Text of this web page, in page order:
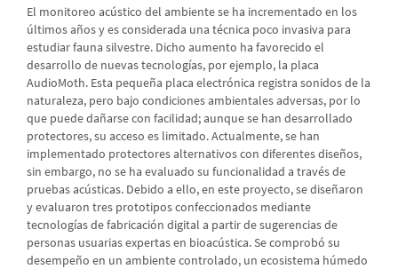
El monitoreo acústico del ambiente se ha incrementado en los
últimos años y es considerada una técnica poco invasiva para
estudiar fauna silvestre. Dicho aumento ha favorecido el
desarrollo de nuevas tecnologías, por ejemplo, la placa
AudioMoth. Esta pequeña placa electrónica registra sonidos de la
naturaleza, pero bajo condiciones ambientales adversas, por lo
que puede dañarse con facilidad; aunque se han desarrollado
protectores, su acceso es limitado. Actualmente, se han
implementado protectores alternativos con diferentes diseños,
sin embargo, no se ha evaluado su funcionalidad a través de
pruebas acústicas. Debido a ello, en este proyecto, se diseñaron
y evaluaron tres prototipos confeccionados mediante
tecnologías de fabricación digital a partir de sugerencias de
personas usuarias expertas en bioacústica. Se comprobó su
desempeño en un ambiente controlado, un ecosistema húmedo